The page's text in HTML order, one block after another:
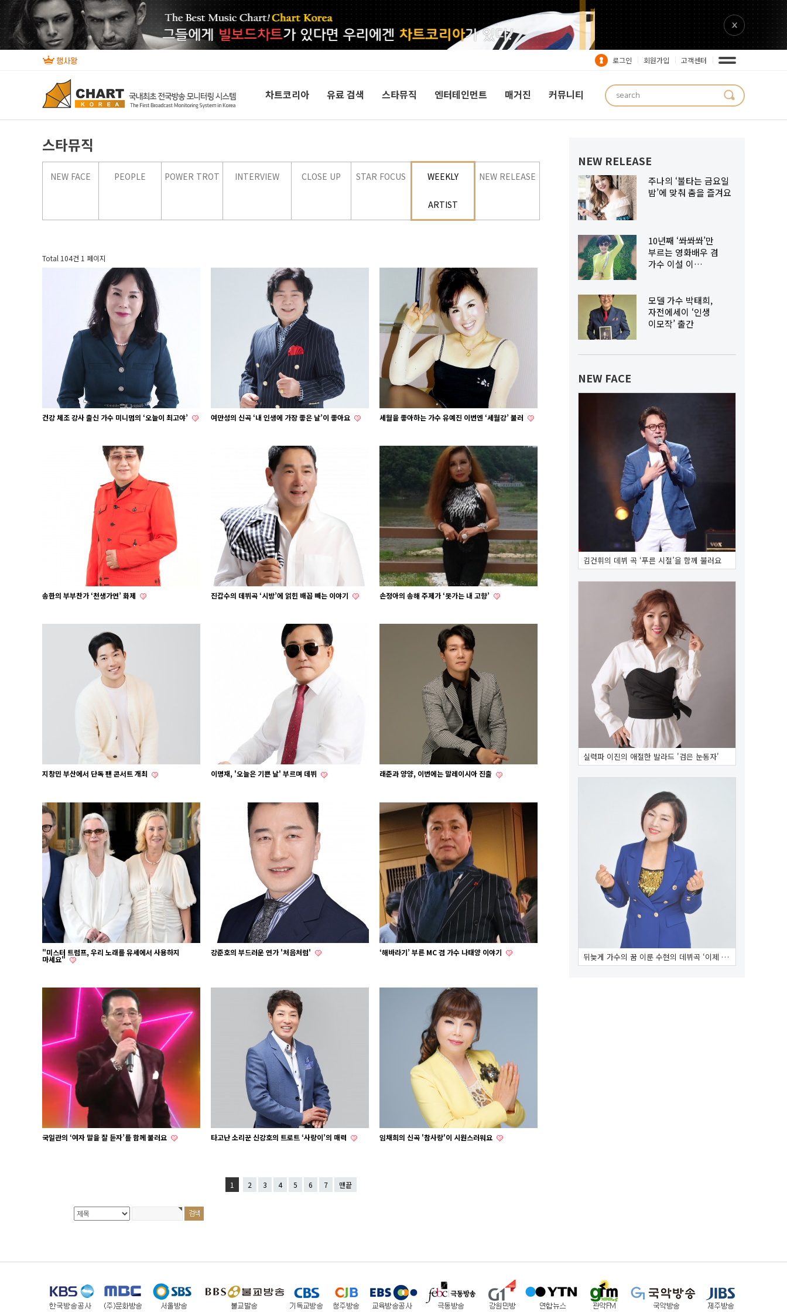
로그인 회원가입 고객센터
차트코리아 유료 검색 스타뮤직 엔터테인먼트 매거진 커뮤니티
스타뮤직
NEW FACE PEOPLE POWER TROT INTERVIEW CLOSE UP STAR FOCUS WEEKLY
ARTIST
NEW RELEASE
Total 104건 1 페이지
건강 체조 강사 출신 가수 미니멈의 ‘오늘이 최고야’ 여만성의 신곡 ‘내 인생에 가장 좋은 날’이 좋아요 세월을 좋아하는 가수 유예진 이번엔 ‘세월강’ 불러
송한의 부부찬가 ‘천생가연’ 화제 진갑수의 데뷔곡 ‘시방’에 얽힌 배꼽 빼는 이야기 손정아의 송해 주제가 ‘못가는 내 고향’
지창민 부산에서 단독 팬 콘서트 개최 이명재, '오늘은 기쁜 날' 부르며 데뷔 래준과 양양, 이번에는 말레이시아 진출
"미스터 트럼프, 우리 노래를 유세에서 사용하지
마세요"
강준호의 부드러운 연가 '처음처럼' ‘해바라기’ 부른 MC 겸 가수 나태양 이야기
국일관의 ‘여자 말을 잘 듣자’를 함께 불러요 타고난 소리꾼 신강호의 트로트 ‘사랑이’의 매력 임채희의 신곡 '참사랑'이 시원스러워요
1 2 3 4 5 6 7 맨끝
NEW RELEASE
주나의 ‘불타는 금요일
밤’에 맞춰 춤을 즐겨요
10년째 ‘쏴쏴쏴’만
부르는 영화배우 겸
가수 이설 이…
모델 가수 박태희,
자전에세이 ‘인생
이모작’ 출간
NEW FACE
김건휘의 데뷔 곡 ‘푸른 시절’을 함께 불러요
실력파 이진의 애절한 발라드 '검은 눈동자'
뒤늦게 가수의 꿈 이룬 수현의 데뷔곡 ‘이제 …